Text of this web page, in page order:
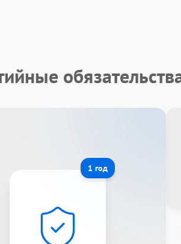
1 год